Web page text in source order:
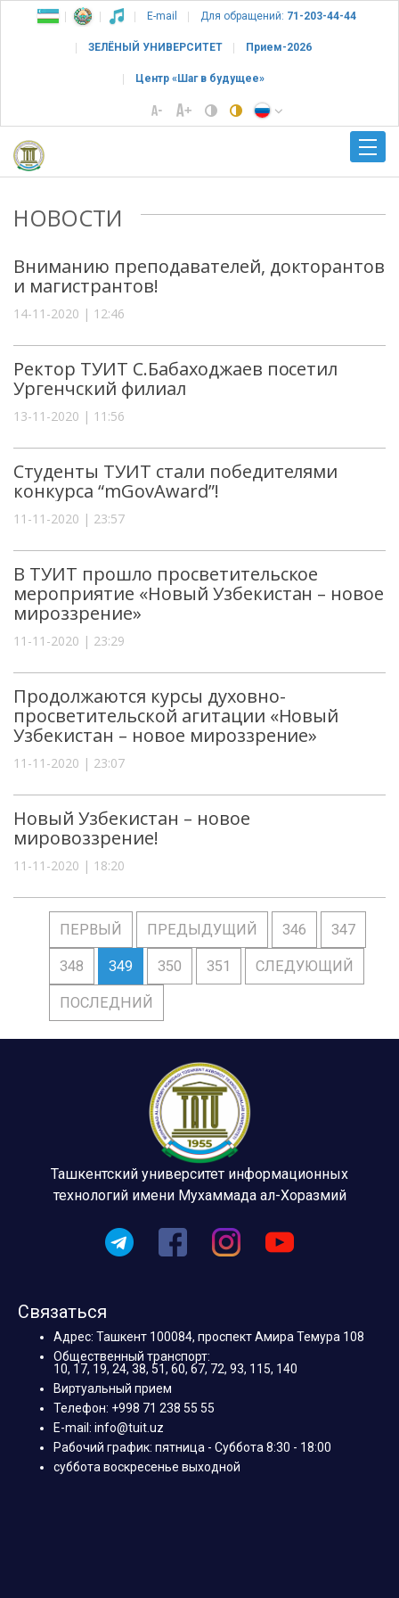
E-mail Для обращений: 71-203-44-44
ЗЕЛЁНЫЙ УНИВЕРСИТЕТ Прием-2026
Центр «Шаг в будущее»
НОВОСТИ
Вниманию преподавателей, докторантов
и магистрантов!
14-11-2020 | 12:46
Ректор ТУИТ С.Бабаходжаев посетил
Ургенчский филиал
13-11-2020 | 11:56
Студенты ТУИТ стали победителями
конкурса “mGovAward”!
11-11-2020 | 23:57
В ТУИТ прошло просветительское
мероприятие «Новый Узбекистан – новое
мироззрение»
11-11-2020 | 23:29
Продолжаются курсы духовно-
просветительской агитации «Новый
Узбекистан – новое мироззрение»
11-11-2020 | 23:07
Новый Узбекистан – новое
мировоззрение!
11-11-2020 | 18:20
ПЕРВЫЙ ПРЕДЫДУЩИЙ 346 347
348 349 350 351 СЛЕДУЮЩИЙ
ПОСЛЕДНИЙ
Ташкентский университет информационных
технологий имени Мухаммада ал-Хоразмий
Связаться
Адрес: Ташкент 100084, проспект Амира Темура 108
Общественный транспорт:
10, 17, 19, 24, 38, 51, 60, 67, 72, 93, 115, 140
Виртуальный прием
Телефон: +998 71 238 55 55
E-mail: info@tuit.uz
Рабочий график: пятница - Суббота 8:30 - 18:00
суббота воскресенье выходной